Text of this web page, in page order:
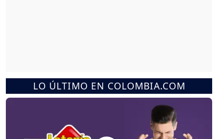
LO ÚLTIMO EN COLOMBIA.COM